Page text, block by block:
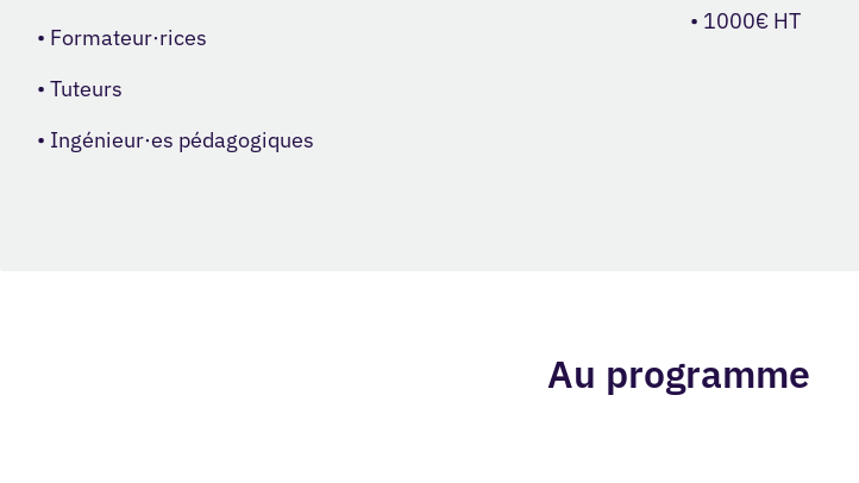
• Formateur·rices
• Tuteurs
• Ingénieur·es pédagogiques
• 1000€ HT
Au programme